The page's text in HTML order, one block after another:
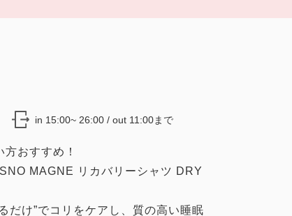
in 15:00~ 26:00 / out 11:00まで
おすすめ！
MAGNE リカバリーシャツ DRY
だけ”でコリをケアし、質の高い睡眠